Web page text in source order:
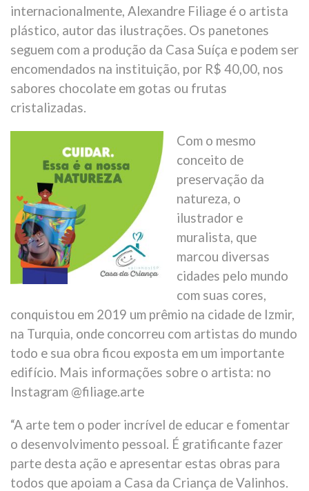
internacionalmente, Alexandre Filiage é o artista
plástico, autor das ilustrações. Os panetones
seguem com a produção da Casa Suíça e podem ser
encomendados na instituição, por R$ 40,00, nos
sabores chocolate em gotas ou frutas
cristalizadas.
Com o mesmo
conceito de
preservação da
natureza, o
ilustrador e
muralista, que
marcou diversas
cidades pelo mundo
com suas cores,
conquistou em 2019 um prêmio na cidade de Izmir,
na Turquia, onde concorreu com artistas do mundo
todo e sua obra ficou exposta em um importante
edifício. Mais informações sobre o artista: no
Instagram @filiage.arte
“A arte tem o poder incrível de educar e fomentar
o desenvolvimento pessoal. É gratificante fazer
parte desta ação e apresentar estas obras para
todos que apoiam a Casa da Criança de Valinhos.